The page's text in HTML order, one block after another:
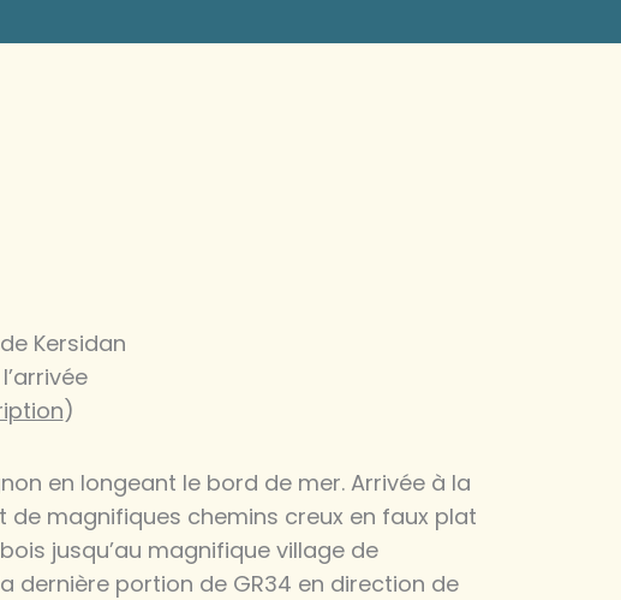
Kersidan
)
en longeant le bord de mer. Arrivée à la
de magnifiques chemins creux en faux plat
jusqu’au magnifique village de
dernière portion de GR34 en direction de